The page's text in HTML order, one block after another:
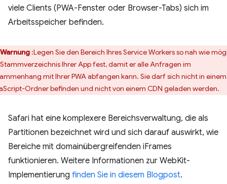
viele Clients (PWA-Fenster oder Browser-Tabs) sich im
Arbeitsspeicher befinden.
Warnung :Legen Sie den Bereich Ihres Service Workers so nah wie
Ihrer App fest, damit er alle Anfragen im
mit Ihrer PWA abfangen kann. Sie darf sich nicht in einem
Ordner befinden und nicht von einem CDN geladen werden.
Safari hat eine komplexere Bereichsverwaltung, die als
Partitionen bezeichnet wird und sich darauf auswirkt, wie
Bereiche mit domainübergreifenden iFrames
funktionieren. Weitere Informationen zur WebKit-
Implementierung finden Sie in diesem Blogpost.